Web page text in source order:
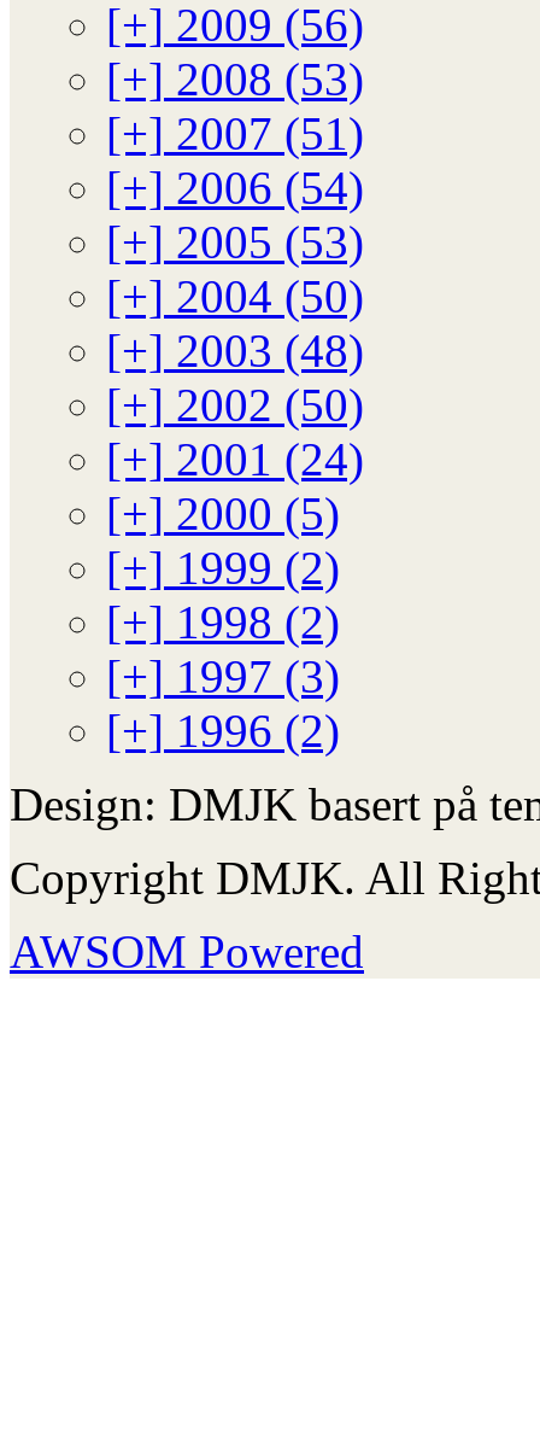
[+] 2009 (56)
[+] 2008 (53)
[+] 2007 (51)
[+] 2006 (54)
[+] 2005 (53)
[+] 2004 (50)
[+] 2003 (48)
[+] 2002 (50)
[+] 2001 (24)
[+] 2000 (5)
[+] 1999 (2)
[+] 1998 (2)
[+] 1997 (3)
[+] 1996 (2)
Design: DMJK basert på
Copyright DMJK. All
AWSOM Powered